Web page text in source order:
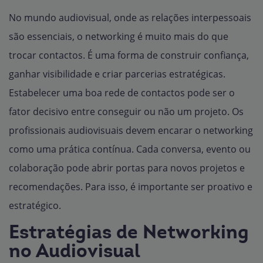
No mundo audiovisual, onde as relações interpessoais
são essenciais, o networking é muito mais do que
trocar contactos. É uma forma de construir confiança,
ganhar visibilidade e criar parcerias estratégicas.
Estabelecer uma boa rede de contactos pode ser o
fator decisivo entre conseguir ou não um projeto. Os
profissionais audiovisuais devem encarar o networking
como uma prática contínua. Cada conversa, evento ou
colaboração pode abrir portas para novos projetos e
recomendações. Para isso, é importante ser proativo e
estratégico.
Estratégias de Networking
no Audiovisual